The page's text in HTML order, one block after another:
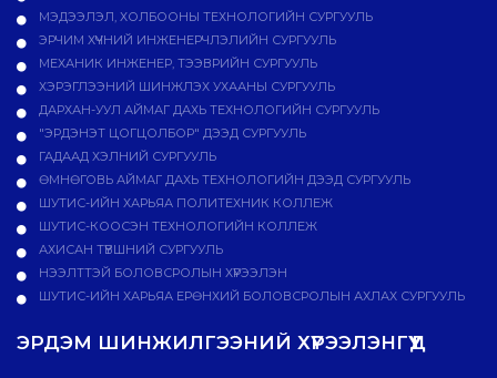
МЭДЭЭЛЭЛ, ХОЛБООНЫ ТЕХНОЛОГИЙН СУРГУУЛЬ
ЭРЧИМ ХҮЧНИЙ ИНЖЕНЕРЧЛЭЛИЙН СУРГУУЛЬ
МЕХАНИК ИНЖЕНЕР, ТЭЭВРИЙН СУРГУУЛЬ
ХЭРЭГЛЭЭНИЙ ШИНЖЛЭХ УХААНЫ СУРГУУЛЬ
ДАРХАН-УУЛ АЙМАГ ДАХЬ ТЕХНОЛОГИЙН СУРГУУЛЬ
"ЭРДЭНЭТ ЦОГЦОЛБОР" ДЭЭД СУРГУУЛЬ
ГАДААД ХЭЛНИЙ СУРГУУЛЬ
ӨМНӨГОВЬ АЙМАГ ДАХЬ ТЕХНОЛОГИЙН ДЭЭД СУРГУУЛЬ
ШУТИС-ИЙН ХАРЬЯА ПОЛИТЕХНИК КОЛЛЕЖ
ШУТИС-КООСЭН ТЕХНОЛОГИЙН КОЛЛЕЖ
АХИСАН ТҮВШНИЙ СУРГУУЛЬ
НЭЭЛТТЭЙ БОЛОВСРОЛЫН ХҮРЭЭЛЭН
ШУТИС-ИЙН ХАРЬЯА ЕРӨНХИЙ БОЛОВСРОЛЫН АХЛАХ СУРГУУЛЬ
ЭРДЭМ ШИНЖИЛГЭЭНИЙ ХҮРЭЭЛЭНГҮҮД